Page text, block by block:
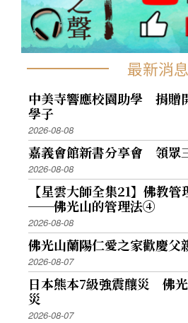
最新消息
中美寺響應校園助學 捐贈
學子
2026-08-08
嘉義會館新書分享會 領眾
2026-08-08
【星雲大師全集21】佛教
──佛光山的管理法④
2026-08-08
佛光山蘭陽仁愛之家歡慶父
2026-08-07
日本熊本7級強震釀災 佛
災
2026-08-07